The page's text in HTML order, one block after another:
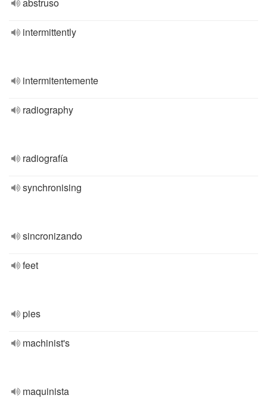
intermittently
intermitentemente
radiography
radiografía
synchronising
sincronizando
feet
pies
machinist's
maquinista